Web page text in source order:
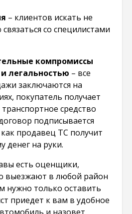
– клиентов искать не
со специлистами
компромиссы
легальностью – все
заключаются на
покупатель получает
средство
подписывается
как продавец ТС получит
денег на руки.
есть оценщики,
выезжают в любой район
нужно только оставить
приедет к вам в удобное